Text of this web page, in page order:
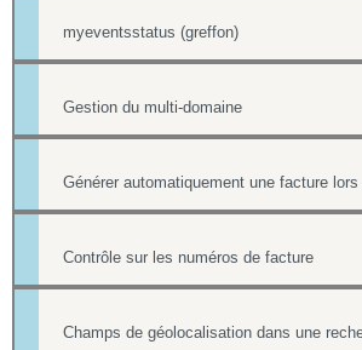
myeventsstatus (greffon)
Gestion du multi-domaine
Contrôle sur les numéros de facture